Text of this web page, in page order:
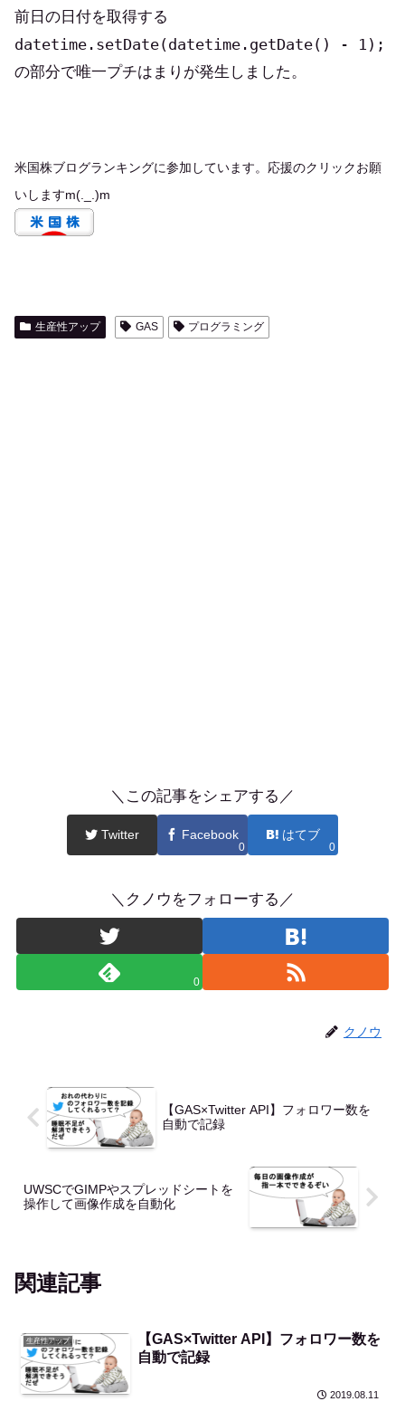
前日の日付を取得する
datetime.setDate(datetime.getDate() - 1);
の部分で唯一プチはまりが発生しました。
米国株ブログランキングに参加しています。応援のクリックお願
いしますm(._.)m
生産性アップ GAS プログラミング
＼この記事をシェアする／
Twitter Facebook
0
はてブ
0
＼クノウをフォローする／
0
クノウ
【GAS×Twitter API】フォロワー数を
自動で記録
UWSCでGIMPやスプレッドシートを
操作して画像作成を自動化
関連記事
生産性アップ
【GAS×Twitter API】フォロワー数を
自動で記録
2019.08.11